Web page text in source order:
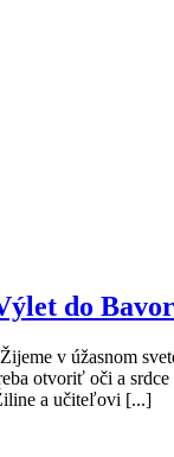
do
v úžasnom
otvoriť oči a
a učiteľovi [...]